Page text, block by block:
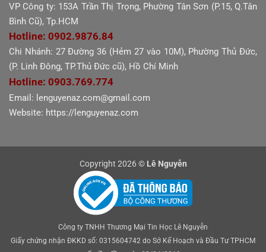
VP Công ty: 153A Trần Thị Trọng, Phường Tân Sơn (P.15, Q.Tân
Bình Cũ), Tp.HCM
Hotline: 0902.9876.84
Chi Nhánh: 27 Đường 36 (Hẻm 27 vào 10M), Phường Thủ Đức,
(P. Linh Đông, TP.Thủ Đức cũ), Hồ Chí Minh
Hotline: 0903.769.774
Email: lenguyenaz.com@gmail.com
Website: https://lenguyenaz.com
Copyright 2026 © Lê Nguyễn
Công ty TNHH Thương Mại Tin Học Lê Nguyễn
Giấy chứng nhận ĐKKD số: 0315604742 do Sở Kế Hoạch và Đầu Tư TPHCM